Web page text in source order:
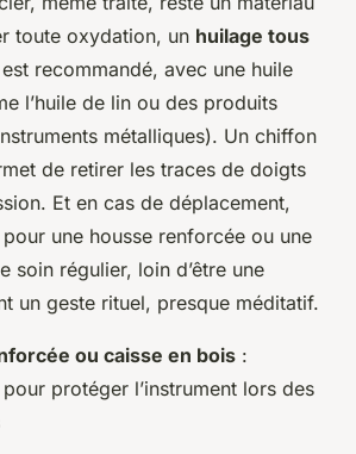
toute oxydation, un huilage tous
est recommandé, avec une huile
l’huile de lin ou des produits
métalliques). Un chiffon
de retirer les traces de doigts
Et en cas de déplacement,
une housse renforcée ou une
soin régulier, loin d’être une
un geste rituel, presque méditatif.
ou caisse en bois :
protéger l’instrument lors des